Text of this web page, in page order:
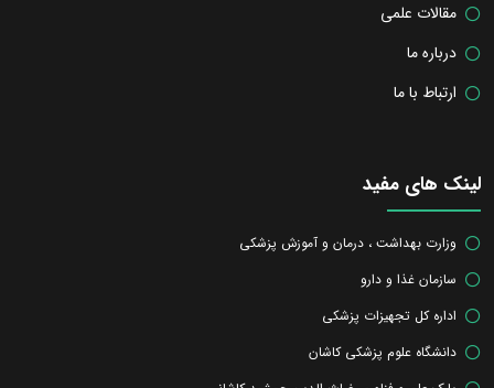
مقالات علمی
درباره ما
ارتباط با ما
لینک های مفید
وزارت بهداشت ، درمان و آموزش پزشکی
سازمان غذا و دارو
اداره کل تجهیزات پزشکی
دانشگاه علوم پزشکی کاشان